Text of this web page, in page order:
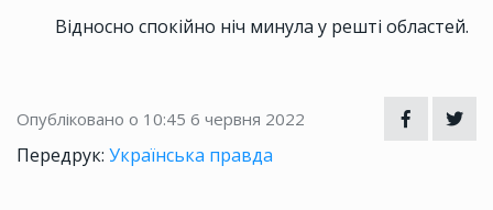
Відносно спокійно ніч минула у решті областей.
Опубліковано о 10:45 6 червня 2022
Передрук: Українська правда